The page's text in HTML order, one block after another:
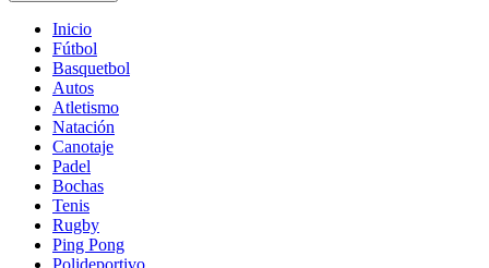
Inicio
Fútbol
Basquetbol
Autos
Atletismo
Natación
Canotaje
Padel
Bochas
Tenis
Rugby
Ping Pong
Polideportivo